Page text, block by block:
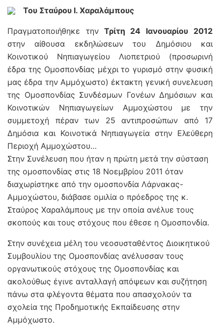
Του Σταύρου Ι. Χαραλάμπους
Πραγματοποιήθηκε τηνΤρίτη 24 Ιανουαρίου 2012
στην αίθουσα εκδηλώσεων του Δημόσιου και
Κοινοτικού Νηπιαγωγείου Λιοπετριού (προσωρινή
έδρα της Ομοσπονδίας μέχρι το γυρισμό στην φυσική
μας έδρα την Αμμόχωστο) έκτακτη γενική συνελευση
της Ομοσπονδίας Συνδέσμων Γονέων Δημόσιων και
Κοινοτικών Νηπιαγωγείων Αμμοχώστου με την
συμμετοχή πέραν των 25 αντιπροσώπων από 17
Δημόσια και Κοινοτικά Νηπιαγωγεία στην Ελεύθερη
Περιοχή Αμμοχώστου…
Στην Συνέλευση που ήταν η πρώτη μετά την σύσταση
της ομοσπονδίας στις 18 Νοεμβρίου 2011 όταν
διαχωρίστηκε από την ομοσπονδία Λάρνακας-
Αμμοχώστου, διάβασε ομιλία ο πρόεδρος της κ.
Σταύρος Χαραλάμπους με την οποία ανέλυε τους
σκοπούς και τους στόχους που έθεσε η Ομοσπονδία.
Στην συνέχεια μέλη του νεοσυσταθέντος Διοικητικού
Συμβουλίου της Ομοσπονδίας ανέλυσσαν τους
οργανωτικούς στόχους της Ομοσπονδίας και
ακολούθως έγινε ανταλλαγή απόψεων και συζήτηση
πάνω στα φλέγοντα θέματα που απασχολούν τα
σχολεία της Προδημοτικής Εκπαίδευσης στην
Αμμόχωστο.